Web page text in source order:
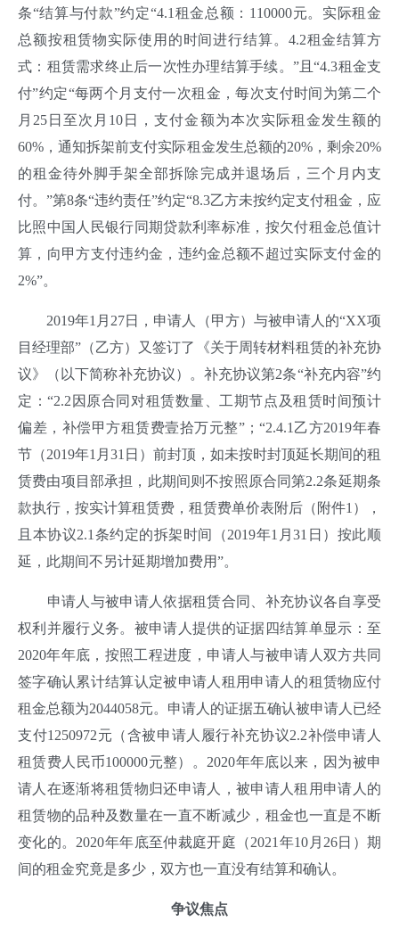
条“结算与付款”约定“4.1租金总额：110000元。实际租金
总额按租赁物实际使用的时间进行结算。4.2租金结算方
式：租赁需求终止后一次性办理结算手续。”且“4.3租金支
付”约定“每两个月支付一次租金，每次支付时间为第二个
月25日至次月10日，支付金额为本次实际租金发生额的
60%，通知拆架前支付实际租金发生总额的20%，剩余20%
的租金待外脚手架全部拆除完成并退场后，三个月内支
付。”第8条“违约责任”约定“8.3乙方未按约定支付租金，应
比照中国人民银行同期贷款利率标准，按欠付租金总值计
算，向甲方支付违约金，违约金总额不超过实际支付金的
2%”。
2019年1月27日，申请人（甲方）与被申请人的“XX项
目经理部”（乙方）又签订了《关于周转材料租赁的补充协
议》（以下简称补充协议）。补充协议第2条“补充内容”约
定：“2.2因原合同对租赁数量、工期节点及租赁时间预计
偏差，补偿甲方租赁费壹拾万元整”；“2.4.1乙方2019年春
节（2019年1月31日）前封顶，如未按时封顶延长期间的租
赁费由项目部承担，此期间则不按照原合同第2.2条延期条
款执行，按实计算租赁费，租赁费单价表附后（附件1），
且本协议2.1条约定的拆架时间（2019年1月31日）按此顺
延，此期间不另计延期增加费用”。
申请人与被申请人依据租赁合同、补充协议各自享受
权利并履行义务。被申请人提供的证据四结算单显示：至
2020年年底，按照工程进度，申请人与被申请人双方共同
签字确认累计结算认定被申请人租用申请人的租赁物应付
租金总额为2044058元。申请人的证据五确认被申请人已经
支付1250972元（含被申请人履行补充协议2.2补偿申请人
租赁费人民币100000元整）。2020年年底以来，因为被申
请人在逐渐将租赁物归还申请人，被申请人租用申请人的
租赁物的品种及数量在一直不断减少，租金也一直是不断
变化的。2020年年底至仲裁庭开庭（2021年10月26日）期
间的租金究竟是多少，双方也一直没有结算和确认 。
争议焦点